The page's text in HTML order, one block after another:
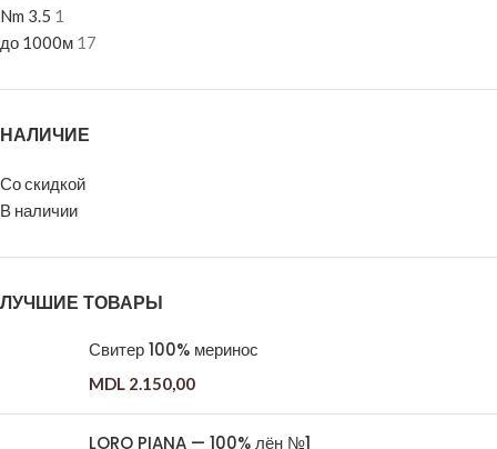
Nm 3.5 1
до 1000м 17
НАЛИЧИЕ
Со скидкой
В наличии
ЛУЧШИЕ ТОВАРЫ
Свитер 100% меринос
MDL 2.150,00
LORO PIANA — 100% лён №1